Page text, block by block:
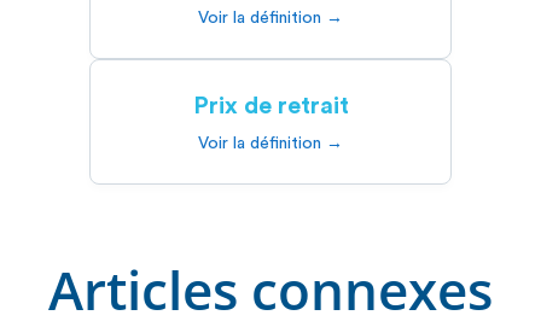
Voir la définition →
Prix de retrait
Voir la définition →
Articles connexes